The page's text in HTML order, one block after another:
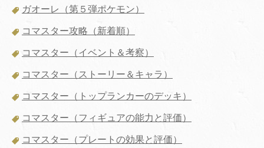
ガオーレ（第５弾ポケモン）
コマスター攻略（新着順）
コマスター（イベント＆考察）
コマスター（ストーリー＆キャラ）
コマスター（トップランカーのデッキ）
コマスター（フィギュアの能力と評価）
コマスター（プレートの効果と評価）